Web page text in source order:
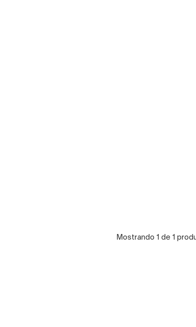
Mostrando 1 de 1